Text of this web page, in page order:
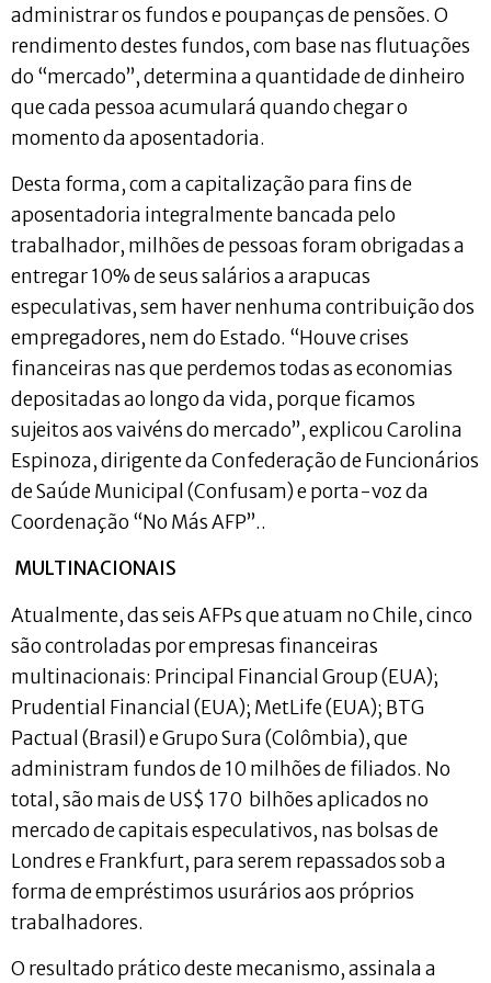
administrar os fundos e poupanças de pensões. O
rendimento destes fundos, com base nas flutuações
do “mercado”, determina a quantidade de dinheiro
que cada pessoa acumulará quando chegar o
momento da aposentadoria.
Desta forma, com a capitalização para fins de
aposentadoria integralmente bancada pelo
trabalhador, milhões de pessoas foram obrigadas a
entregar 10% de seus salários a arapucas
especulativas, sem haver nenhuma contribuição dos
empregadores, nem do Estado. “Houve crises
financeiras nas que perdemos todas as economias
depositadas ao longo da vida, porque ficamos
sujeitos aos vaivéns do mercado”, explicou Carolina
Espinoza, dirigente da Confederação de Funcionários
de Saúde Municipal (Confusam) e porta-voz da
Coordenação “No Más AFP”..
MULTINACIONAIS
Atualmente, das seis AFPs que atuam no Chile, cinco
são controladas por empresas financeiras
multinacionais: Principal Financial Group (EUA);
Prudential Financial (EUA); MetLife (EUA); BTG
Pactual (Brasil) e Grupo Sura (Colômbia), que
administram fundos de 10 milhões de filiados. No
total, são mais de US$ 170 bilhões aplicados no
mercado de capitais especulativos, nas bolsas de
Londres e Frankfurt, para serem repassados sob a
forma de empréstimos usurários aos próprios
trabalhadores.
O resultado prático deste mecanismo, assinala a